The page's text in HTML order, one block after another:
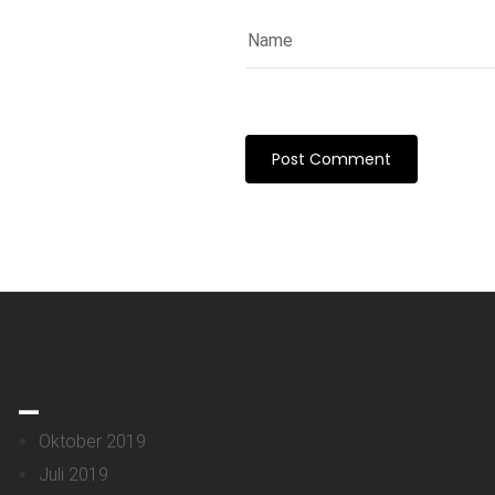
_
Oktober 2019
Juli 2019